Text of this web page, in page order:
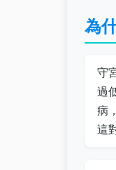
為
守
過
病
這